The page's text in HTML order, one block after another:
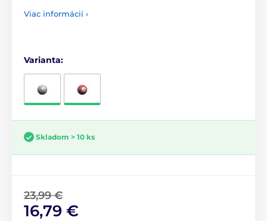
Viac informácií ›
Varianta:
Skladom > 10 ks
23,99 €
16,79 €